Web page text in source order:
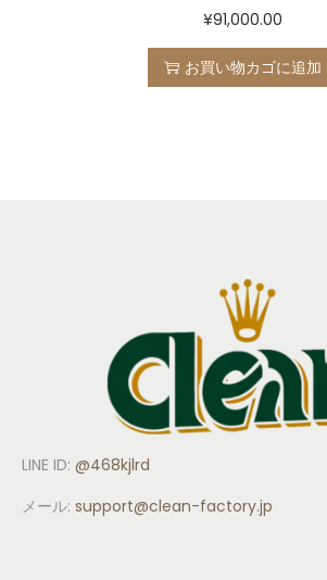
¥91,000.00
お買い物カゴに追加
LINE ID: @468kjlrd
メール: support@clean-factory.jp